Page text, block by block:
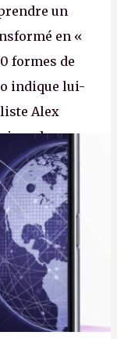
un
en «
formes de
indique lui-
Alex
» de
(Crédit